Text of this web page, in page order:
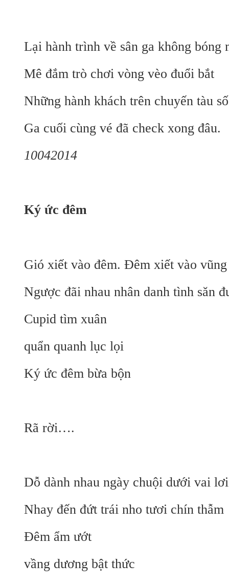
Lại hành trình về sân ga không bóng
Mê đắm trò chơi vòng vèo đuổi bắt
Những hành khách trên chuyến tàu
Ga cuối cùng vé đã check xong đâu.
10042014
Ký ức đêm
Gió xiết vào đêm. Đêm xiết vào
Ngược đãi nhau nhân danh tình săn
Cupid tìm xuân
quẩn quanh lục lọi
Ký ức đêm bừa bộn
Rã rời….
Dỗ dành nhau ngày chuội dưới vai lơi
Nhay đến đứt trái nho tươi chín thẫm
Đêm ẩm ướt
vầng dương bật thức